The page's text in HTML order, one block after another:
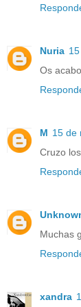
Nuria
Os
M 15 de
Cruzo
Muchas
xandra